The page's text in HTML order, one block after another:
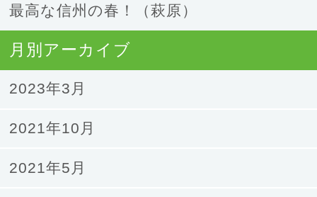
最高な信州の春！（萩原）
月別アーカイブ
2023年3月
2021年10月
2021年5月